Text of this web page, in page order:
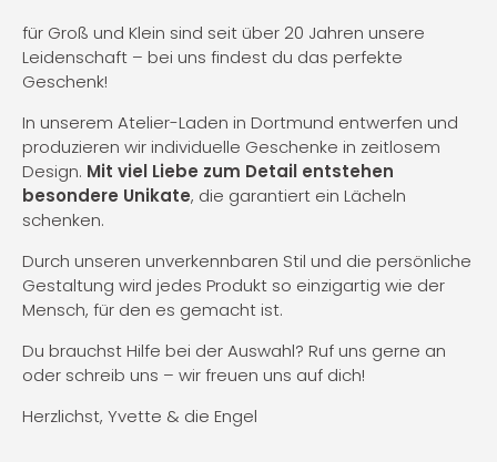
für Groß und Klein sind seit über 20 Jahren unsere
Leidenschaft – bei uns findest du das perfekte
Geschenk!
In unserem Atelier-Laden in Dortmund entwerfen und
produzieren wir individuelle Geschenke in zeitlosem
Design. Mit viel Liebe zum Detail entstehen
besondere Unikate, die garantiert ein Lächeln
schenken.
Durch unseren unverkennbaren Stil und die persönliche
Gestaltung wird jedes Produkt so einzigartig wie der
Mensch, für den es gemacht ist.
Du brauchst Hilfe bei der Auswahl? Ruf uns gerne an
oder schreib uns – wir freuen uns auf dich!
Herzlichst, Yvette & die Engel